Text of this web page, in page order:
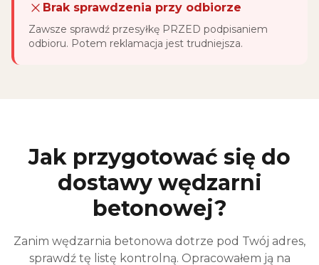
Brak sprawdzenia przy odbiorze
Zawsze sprawdź przesyłkę PRZED podpisaniem
odbioru. Potem reklamacja jest trudniejsza.
Jak przygotować się do
dostawy wędzarni
betonowej?
Zanim wędzarnia betonowa dotrze pod Twój adres,
sprawdź tę listę kontrolną. Opracowałem ją na